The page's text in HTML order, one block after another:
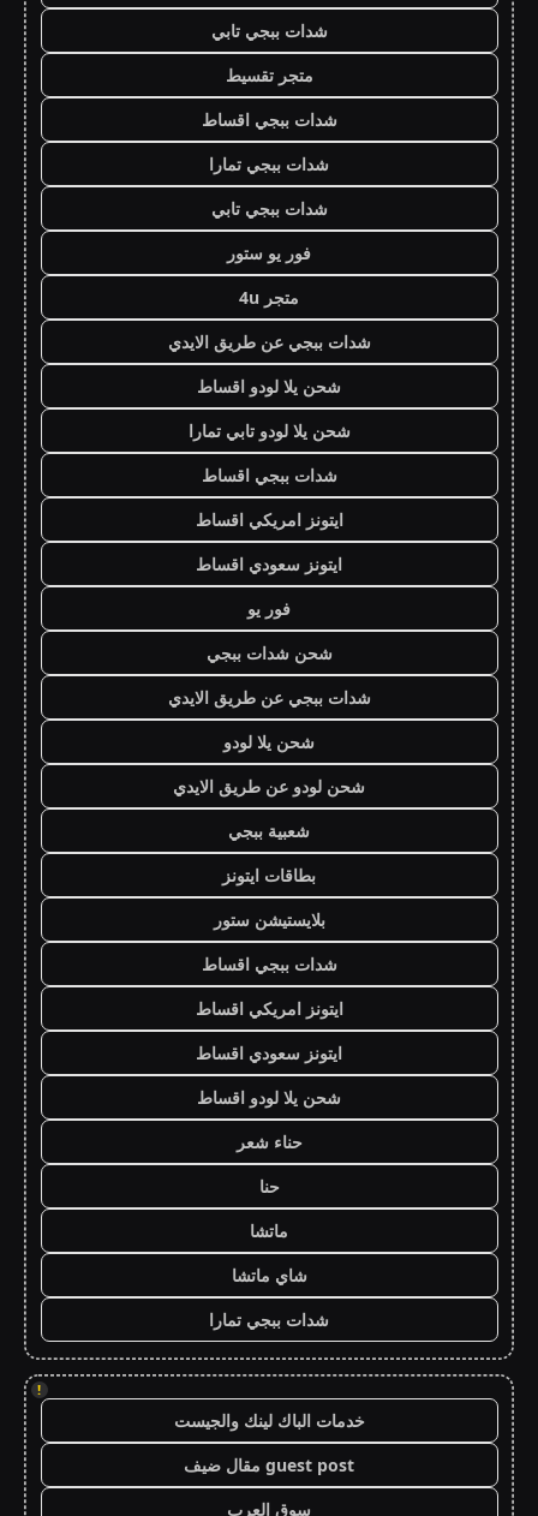
شدات ببجي تابي
متجر تقسيط
شدات ببجي اقساط
شدات ببجي تمارا
شدات ببجي تابي
فور يو ستور
متجر 4u
شدات ببجي عن طريق الايدي
شحن يلا لودو اقساط
شحن يلا لودو تابي تمارا
شدات ببجي اقساط
ايتونز امريكي اقساط
ايتونز سعودي اقساط
فور يو
شحن شدات ببجي
شدات ببجي عن طريق الايدي
شحن يلا لودو
شحن لودو عن طريق الايدي
شعبية ببجي
بطاقات ايتونز
بلايستيشن ستور
شدات ببجي اقساط
ايتونز امريكي اقساط
ايتونز سعودي اقساط
شحن يلا لودو اقساط
حناء شعر
حنا
ماتشا
شاي ماتشا
شدات ببجي تمارا
!
خدمات الباك لينك والجيست
guest post مقال ضيف
سوق العرب